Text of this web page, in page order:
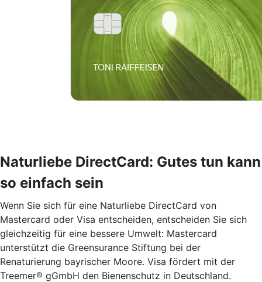
Naturliebe DirectCard: Gutes tun kann
so einfach sein
Wenn Sie sich für eine Naturliebe DirectCard von
Mastercard oder Visa entscheiden, entscheiden Sie sich
gleichzeitig für eine bessere Umwelt: Mastercard
unterstützt die Greensurance Stiftung bei der
Renaturierung bayrischer Moore. Visa fördert mit der
Treemer® gGmbH den Bienenschutz in Deutschland.